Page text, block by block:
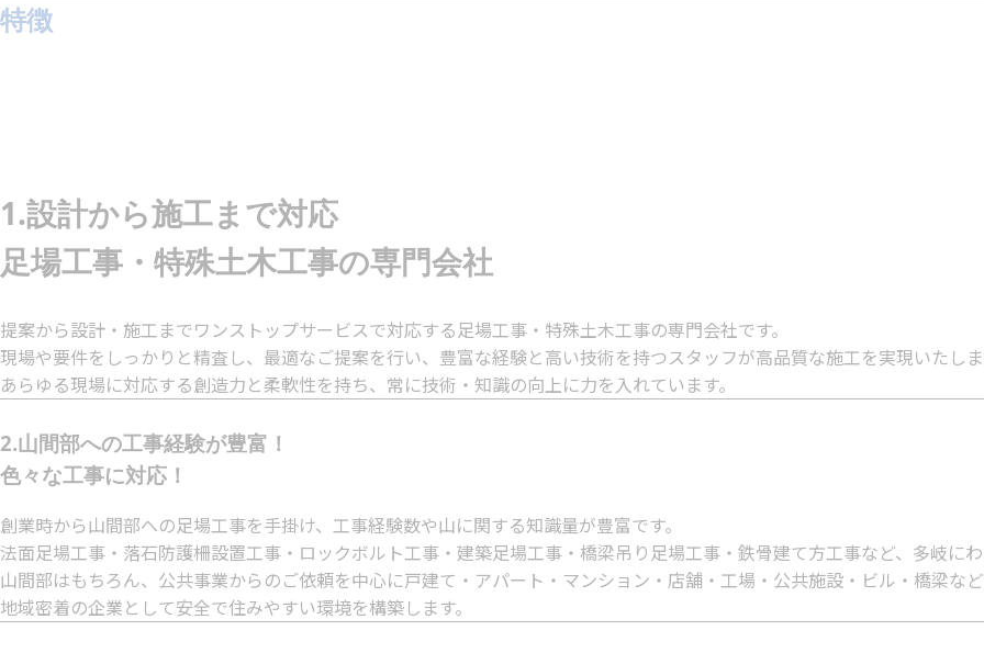
特徴
1.設計から施工まで対応
足場工事・特殊土木工事の専門会社
提案から設計・施工までワンストップサービスで対応する足場工事・特殊土木工事の専門会社です。
現場や要件をしっかりと精査し、最適なご提案を行い、豊富な経験と高い技術を持つスタッフが高品質な施工を実現いたし
あらゆる現場に対応する創造力と柔軟性を持ち、常に技術・知識の向上に力を入れています。
2.山間部への工事経験が豊富！
色々な工事に対応！
創業時から山間部への足場工事を手掛け、工事経験数や山に関する知識量が豊富です。
法面足場工事・落石防護柵設置工事・ロックボルト工事・建築足場工事・橋梁吊り足場工事・鉄骨建て方工事など、多岐に
山間部はもちろん、公共事業からのご依頼を中心に戸建て・アパート・マンション・店舗・工場・公共施設・ビル・橋梁な
地域密着の企業として安全で住みやすい環境を構築します。